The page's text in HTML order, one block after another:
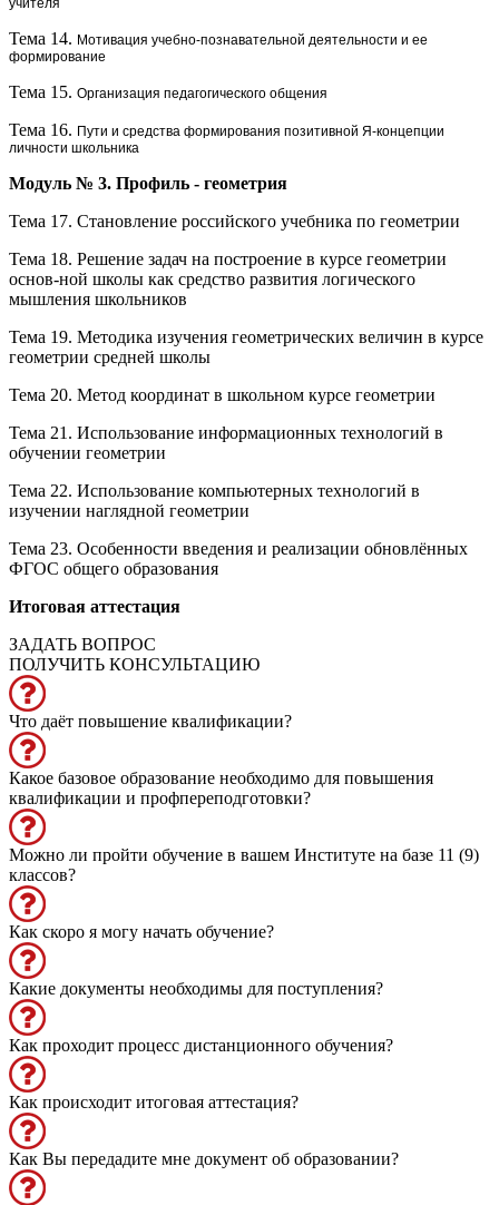
учителя
Тема 14. Мотивация учебно-познавательной деятельности и ее
формирование
Тема 15. Организация педагогического общения
Тема 16. Пути и средства формирования позитивной Я-концепции
личности школьника
Модуль № 3. Профиль - геометрия
Тема 17. Становление российского учебника по геометрии
Тема 18. Решение задач на построение в курсе геометрии
основ-ной школы как средство развития логического
мышления школьников
Тема 19. Методика изучения геометрических величин в курсе
геометрии средней школы
Тема 20. Метод координат в школьном курсе геометрии
Тема 21. Использование информационных технологий в
обучении геометрии
Тема 22. Использование компьютерных технологий в
изучении наглядной геометрии
Тема 23. Особенности введения и реализации обновлённых
ФГОС общего образования
Итоговая аттестация
ЗАДАТЬ ВОПРОС
ПОЛУЧИТЬ КОНСУЛЬТАЦИЮ
Что даёт повышение квалификации?
Какое базовое образование необходимо для повышения
квалификации и профпереподготовки?
Можно ли пройти обучение в вашем Институте на базе 11 (9)
классов?
Как скоро я могу начать обучение?
Какие документы необходимы для поступления?
Как проходит процесс дистанционного обучения?
Как происходит итоговая аттестация?
Как Вы передадите мне документ об образовании?